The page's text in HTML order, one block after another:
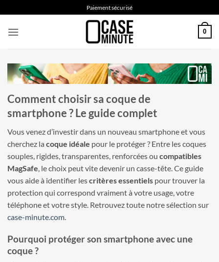
au
contenu
Paiement sécurisé
0
Comment choisir sa coque de
smartphone ? Le guide complet
Vous venez d’investir dans un nouveau smartphone et vous
cherchez la coque idéale pour le protéger ? Entre les coques
souples, rigides, transparentes, renforcées ou compatibles
MagSafe, le choix peut vite devenir un casse-tête. Ce guide
vous aide à identifier lescritères essentiels pour trouver la
protection qui correspond vraiment à votre usage, votre
téléphone et votre style. Retrouvez toute notre sélection sur
case-minute.com.
Pourquoi protéger son smartphone avec une
coque ?